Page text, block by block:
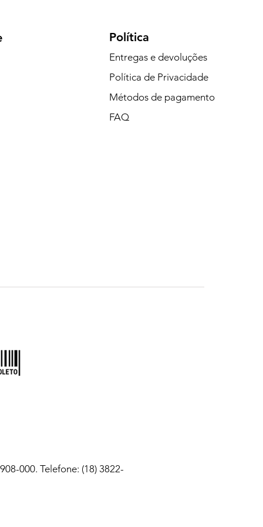
Política
Entregas e devoluções
Política de Privacidade
Métodos de pagamento
FAQ
000. Telefone: (18) 3822-